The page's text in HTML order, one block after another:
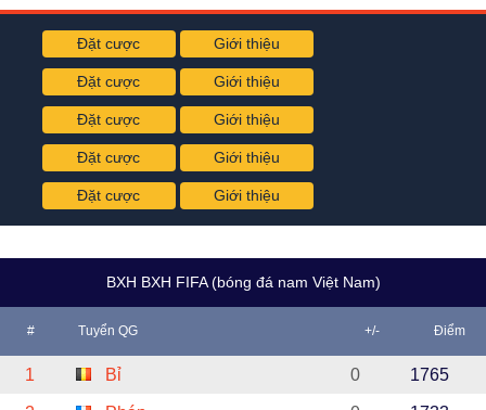
Đặt cược Giới thiệu
Đặt cược Giới thiệu
Đặt cược Giới thiệu
Đặt cược Giới thiệu
Đặt cược Giới thiệu
BXH BXH FIFA (bóng đá nam Việt Nam)
# Tuyển QG +/- Điểm
1 Bỉ 0 1765